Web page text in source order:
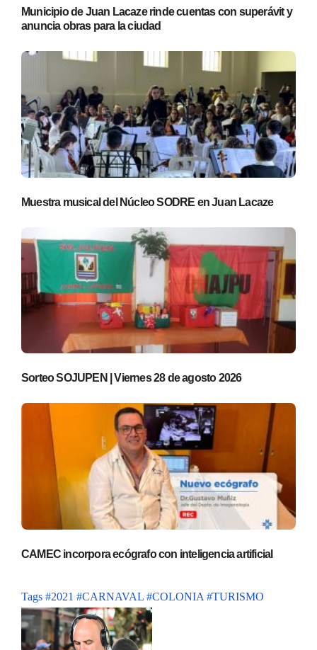
Municipio de Juan Lacaze rinde cuentas con superávit y
anuncia obras para la ciudad
Muestra musical del Núcleo SODRE en Juan Lacaze
Sorteo SOJUPEN | Viernes 28 de agosto 2026
CAMEC incorpora ecógrafo con inteligencia artificial
Tags #2021 #CARNAVAL #COLONIA #TURISMO